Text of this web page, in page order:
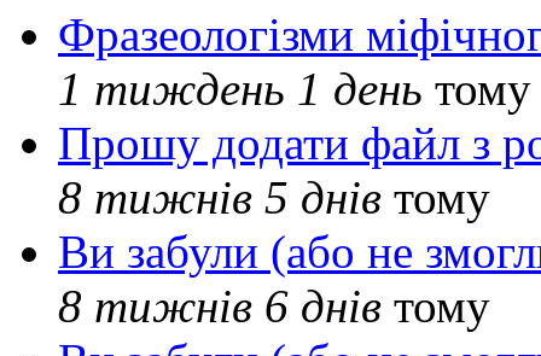
Фразеологізми
1 тиждень 1 день тому
Прошу додати файл з
8 тижнів 5 днів тому
Ви забули (або не
8 тижнів 6 днів тому